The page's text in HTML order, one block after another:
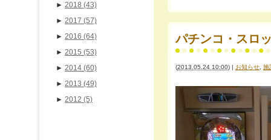
パチンコ・スロ
(2013.05.24 10:00) | お知らせ 施
► 2018 (43)
► 2017 (57)
► 2016 (64)
► 2015 (53)
► 2014 (60)
► 2013 (49)
► 2012 (5)